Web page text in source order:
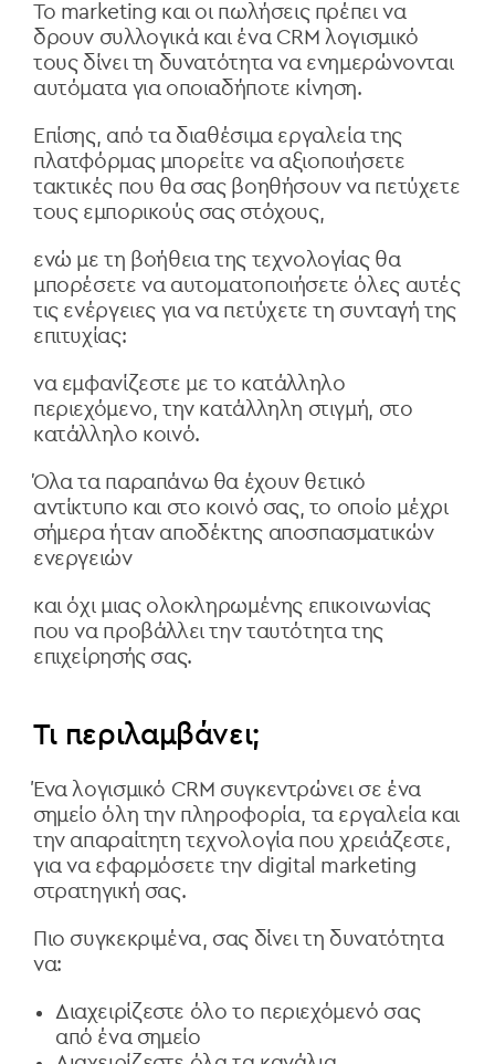
Το marketing και οι πωλήσεις πρέπει να
δρουν συλλογικά και ένα CRM λογισμικό
τους δίνει τη δυνατότητα να ενημερώνονται
αυτόματα για οποιαδήποτε κίνηση.
Επίσης, από τα διαθέσιμα εργαλεία της
πλατφόρμας μπορείτε να αξιοποιήσετε
τακτικές που θα σας βοηθήσουν να πετύχετε
τους εμπορικούς σας στόχους,
ενώ με τη βοήθεια της τεχνολογίας θα
μπορέσετε να αυτοματοποιήσετε όλες αυτές
τις ενέργειες για να πετύχετε τη συνταγή της
επιτυχίας:
να εμφανίζεστε με το κατάλληλο
περιεχόμενο, την κατάλληλη στιγμή, στο
κατάλληλο κοινό.
Όλα τα παραπάνω θα έχουν θετικό
αντίκτυπο και στο κοινό σας, το οποίο μέχρι
σήμερα ήταν αποδέκτης αποσπασματικών
ενεργειών
και όχι μιας ολοκληρωμένης επικοινωνίας
που να προβάλλει την ταυτότητα της
επιχείρησής σας.
Τι περιλαμβάνει;
Ένα λογισμικό CRM συγκεντρώνει σε ένα
σημείο όλη την πληροφορία, τα εργαλεία και
την απαραίτητη τεχνολογία που χρειάζεστε,
για να εφαρμόσετε την digital marketing
στρατηγική σας.
Πιο συγκεκριμένα, σας δίνει τη δυνατότητα
να:
Διαχειρίζεστε όλο το περιεχόμενό σας
από ένα σημείο